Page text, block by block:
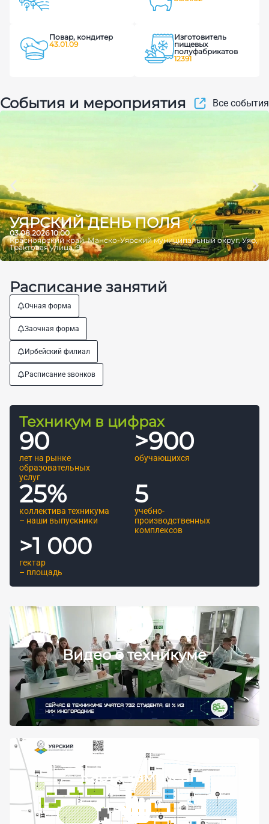
Повар, кондитер
43.01.09
Изготовитель
пищевых
полуфабрикатов
12391
События и мероприятия Все события
УЯРСКИЙ ДЕНЬ ПОЛЯ
03.08.2026 10:00
Красноярский край, Манско-Уярский муниципальный округ, Уяр,
Трактовая улица, 9
Расписание занятий
Очная форма
Заочная форма
Ирбейский филиал
Расписание звонков
Техникум в цифрах
лет на рынке
образовательных
услуг
90
обучающихся
>900
коллектива техникума
– наши выпускники
25%
учебно-
производственных
комплексов
5
гектар
– площадь
>1 000
Видео о техникуме
Карта кампуса